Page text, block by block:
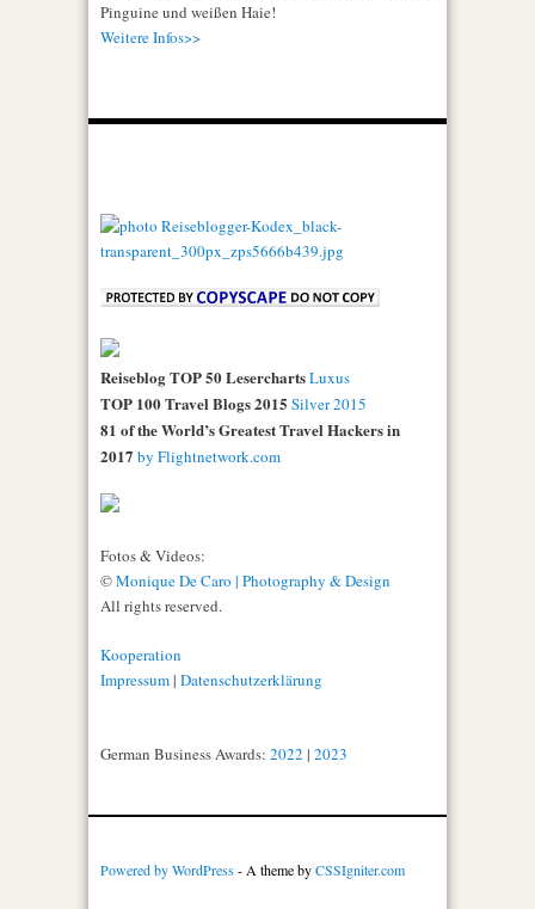
Pinguine und weißen Haie!
Weitere Infos>>
Reiseblog TOP 50 LeserchartsLuxus
TOP 100 Travel Blogs 2015 Silver 2015
81 of the World’s Greatest Travel Hackers in
2017 by Flightnetwork.com
Fotos & Videos:
©Monique De Caro | Photography & Design
All rights reserved.
Kooperation
Impressum| Datenschutzerklärung
German Business Awards: 2022 | 2023
Powered by WordPress- A theme byCSSIgniter.com